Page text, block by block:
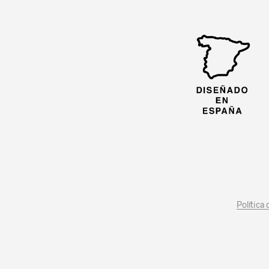
Política